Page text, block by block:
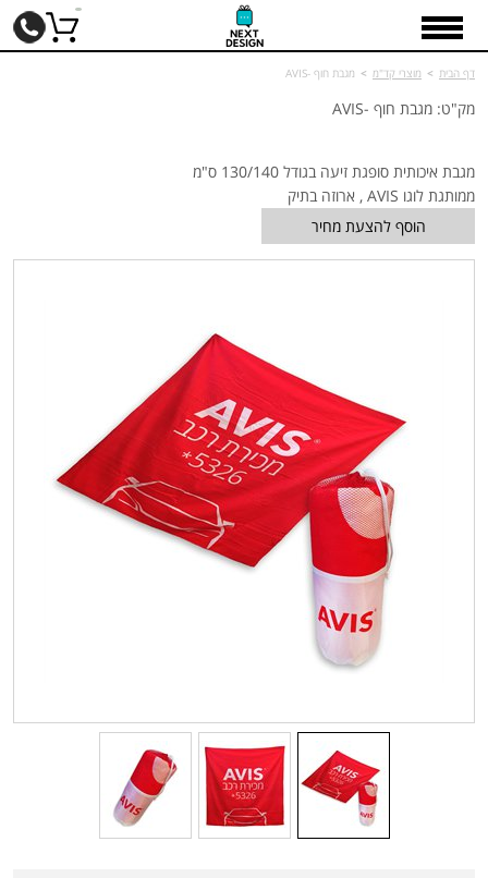
דף הבית > מוצרי קד"מ > מגבת חוף -AVIS
מק"ט: מגבת חוף -AVIS
מגבת איכותית סופגת זיעה בגודל 130/140 ס"מ
ממותגת לוגו AVIS , ארוזה בתיק
הוסף להצעת מחיר